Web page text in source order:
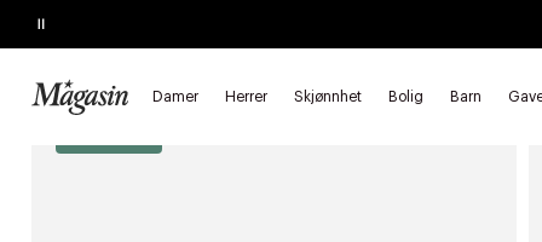
Pause
Damer Herrer Skjønnhet Bolig Barn
KJEMPETILBUD
Forside